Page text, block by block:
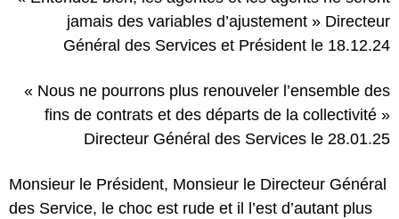
jamais des variables d’ajustement » Directeur
Général des Services et Président le 18.12.24
« Nous ne pourrons plus renouveler l’ensemble des
fins de contrats et des départs de la collectivité »
Directeur Général des Services le 28.01.25
Monsieur le Président, Monsieur le Directeur Général
des Service, le choc est rude et il l’est d’autant plus